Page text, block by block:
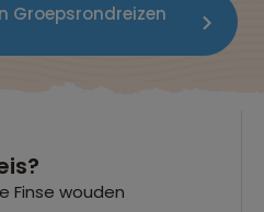
Groepsrondreizen
Finse wouden